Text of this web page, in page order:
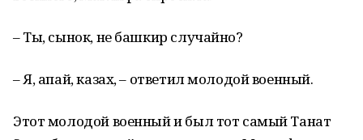
– Ты, сынок, не башкир случайно?
– Я, апай, казах, – ответил молодой военный.
Этот молодой военный и был тот самый Танат